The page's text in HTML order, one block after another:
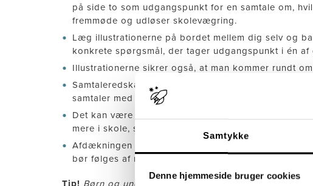
Samtykke
Denne hjemmeside bruger cookies
på side to som udgangspunkt for en samtale om,
fremmøde og udløser skolevægring.
Læg illustrationerne på bordet mellem dig selv og
konkrete spørgsmål, der tager udgangspunkt i én af
Illustrationerne sikrer også, at man kommer rundt
Samtaleredskabet kan være en del af afdækningen
samtaler med de voksne rundt om barnet.
Det kan være en god ide fortsat at bruge redskabet,
mere i skole, så man kan sikre sig mod tilbagefald.
Afdækningen har betydning for, hvilken indsats der
bør følges af rådgivning til netværket /
Tip! Børn og unge med skolevægringsproblematikker